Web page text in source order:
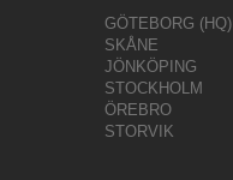
GÖTEBORG (HQ)
SKÅNE
JÖNKÖPING
STOCKHOLM
ÖREBRO
STORVIK